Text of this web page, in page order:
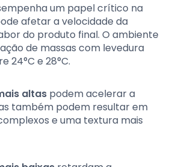
um papel crítico na
afetar a velocidade da
do produto final. O ambiente
de massas com levedura
24°C e 28°C.
altas podem acelerar a
também podem resultar em
e uma textura mais